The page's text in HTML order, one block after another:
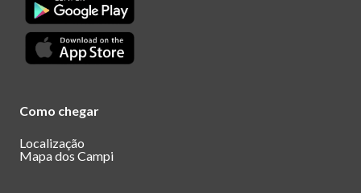
Como chegar
Localização
Mapa dos Campi